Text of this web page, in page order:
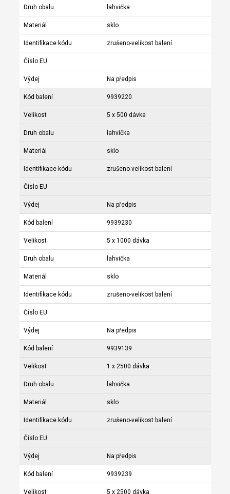
Druh obalu lahvička
Materiál sklo
Identifikace kódu zrušeno-velikost balení
Číslo EU
Výdej Na předpis
Kód balení 9939220
Velikost 5 x 500 dávka
Druh obalu lahvička
Materiál sklo
Identifikace kódu zrušeno-velikost balení
Číslo EU
Výdej Na předpis
Kód balení 9939230
Velikost 5 x 1000 dávka
Druh obalu lahvička
Materiál sklo
Identifikace kódu zrušeno-velikost balení
Číslo EU
Výdej Na předpis
Kód balení 9939139
Velikost 1 x 2500 dávka
Druh obalu lahvička
Materiál sklo
Identifikace kódu zrušeno-velikost balení
Číslo EU
Výdej Na předpis
Kód balení 9939239
Velikost 5 x 2500 dávka